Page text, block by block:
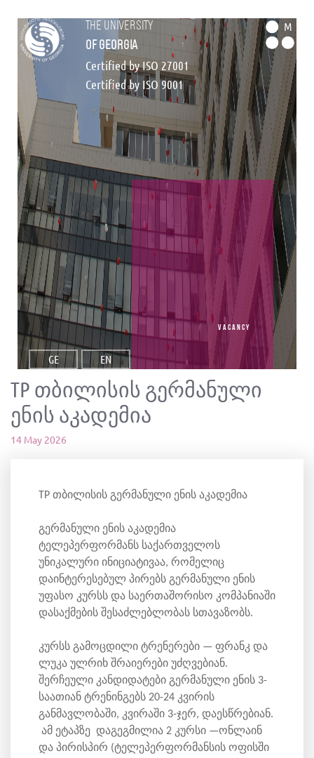
the university
of georgia
Certified by ISO 27001
Certified by ISO 9001
M
GE EN
vacancy
TP თბილისის გერმანული
ენის აკადემია
14 May 2026
TP თბილისის გერმანული ენის აკადემია
გერმანული ენის აკადემია
ტელეპერფორმანს საქართველოს
უნიკალური ინიციატივაა, რომელიც
დაინტერესებულ პირებს გერმანული ენის
უფასო კურსს და საერთაშორისო კომპანიაში
დასაქმების შესაძლებლობას სთავაზობს.
კურსს გამოცდილი ტრენერები — ფრანკ და
ლუკა ულრიხ შრაიერები უძღვებიან.
შერჩეული კანდიდატები გერმანული ენის 3-
საათიან ტრენინგებს 20-24 კვირის
განმავლობაში, კვირაში 3-ჯერ, დაესწრებიან.
ამ ეტაპზე დაგეგმილია 2 კურსი —ონლაინ
და პირისპირ (ტელეპერფორმანსის ოფისში